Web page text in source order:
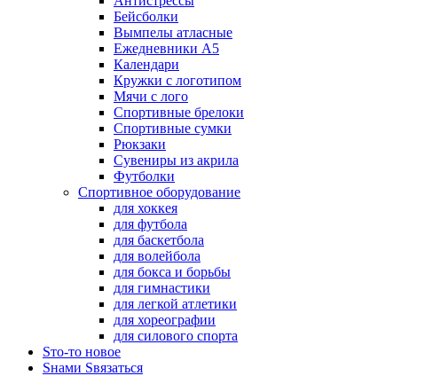
Бейсболки
Вымпелы атласные
Ежедневники А5
Календари
Кружки с логотипом
Мячи с лого
Спортивные брелоки
Спортивные сумки
Рюкзаки
Сувениры из акрила
Футболки
Спортивное оборудование
для хоккея
для футбола
для баскетбола
для волейбола
для бокса и борьбы
для гимнастики
для легкой атлетики
для хореографии
для силового спорта
Sто-то новое
Sнами Sвязаться